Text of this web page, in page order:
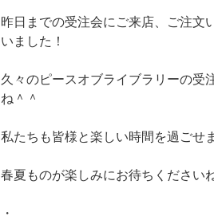
昨日までの受注会にご来店、ご注文
いました！
久々のピースオブライブラリーの受
ね＾＾
私たちも皆様と楽しい時間を過ごせ
春夏ものが楽しみにお待ちください
・